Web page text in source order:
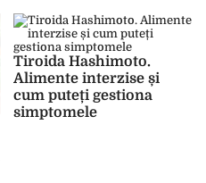
Tiroida Hashimoto.
Alimente interzise și
cum puteți gestiona
simptomele